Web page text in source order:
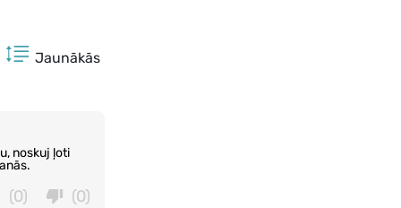
Jaunākās
noskuj ļoti
(0)
(0)